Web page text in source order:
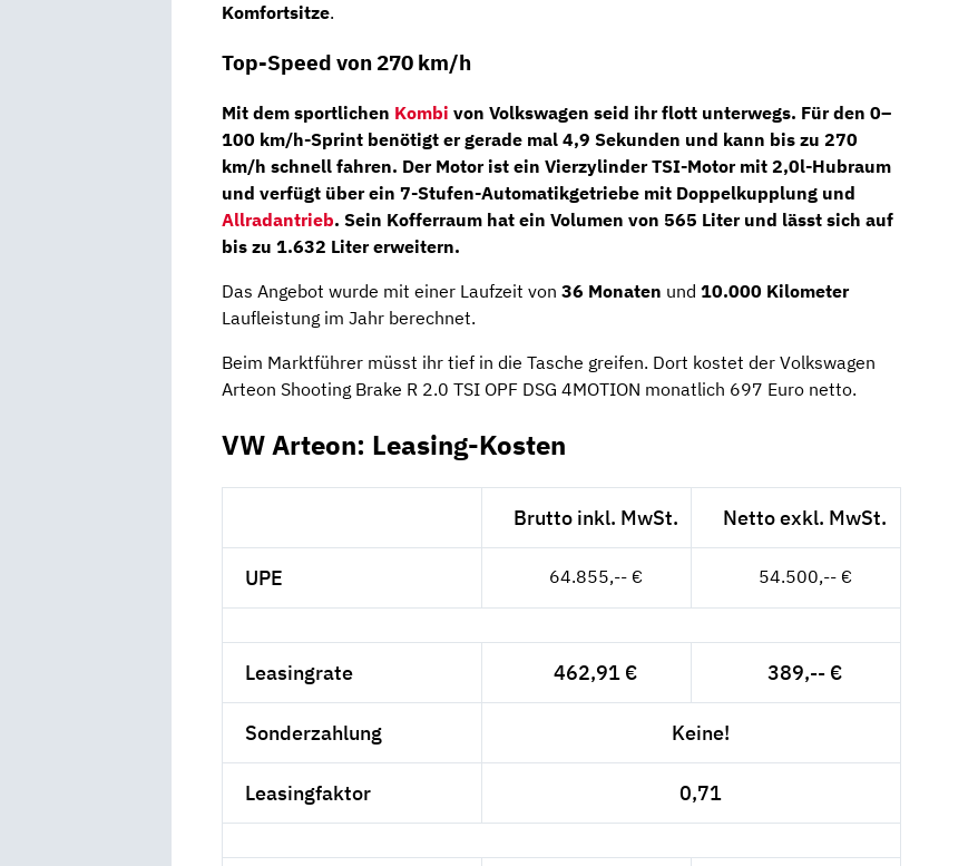
Komfortsitze.
Top-Speed von 270 km/h
Mit dem sportlichen Kombi von Volkswagen seid ihr flott unterwegs. Für den 0–
100 km/h-Sprint benötigt er gerade mal 4,9 Sekunden und kann bis zu 270
km/h schnell fahren. Der Motor ist ein Vierzylinder TSI-Motor mit 2,0l-Hubraum
und verfügt über ein 7-Stufen-Automatikgetriebe mit Doppelkupplung und
Allradantrieb. Sein Kofferraum hat ein Volumen von 565 Liter und lässt sich auf
bis zu 1.632 Liter erweitern.
Das Angebot wurde mit einer Laufzeit von 36 Monaten und 10.000 Kilometer
Laufleistung im Jahr berechnet.
Beim Marktführer müsst ihr tief in die Tasche greifen. Dort kostet der Volkswagen
Arteon Shooting Brake R 2.0 TSI OPF DSG 4MOTION monatlich 697 Euro netto.
VW Arteon: Leasing-Kosten
Brutto inkl. MwSt. Netto exkl. MwSt.
UPE 64.855,-- € 54.500,-- €
Leasingrate 462,91 € 389,-- €
Sonderzahlung Keine!
Leasingfaktor 0,71